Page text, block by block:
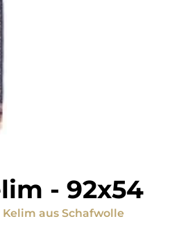
- 92x54
aus Schafwolle